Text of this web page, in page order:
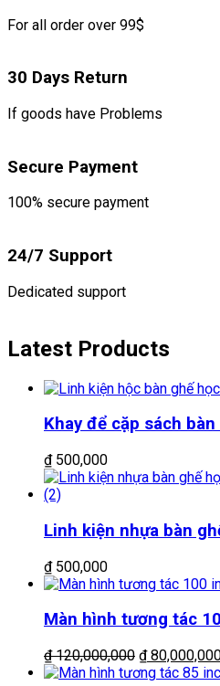
For all order over 99$
30 Days Return
If goods have Problems
Secure Payment
100% secure payment
24/7 Support
Dedicated support
Latest Products
Khay để cặp sách
₫500,000
Linh kiện nhựa bàn
₫500,000
Màn hình tương tác
₫120,000,000 Giá
gốc
₫